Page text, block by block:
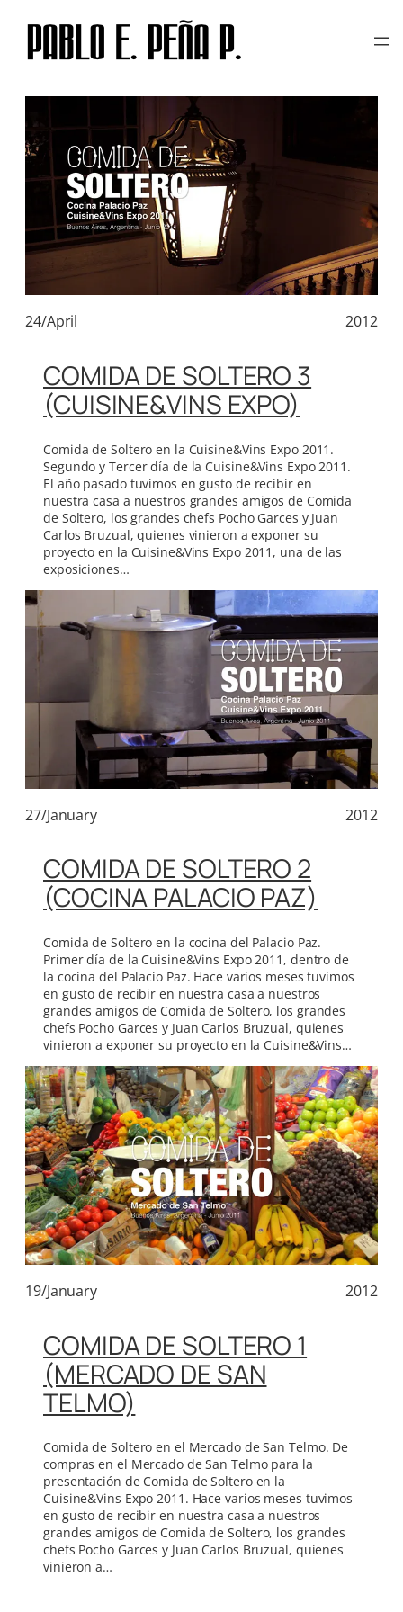
TAG: +5411 ESTUDIO
24/April 2012
COMIDA DE SOLTERO 3
(CUISINE&VINS EXPO)
Comida de Soltero en la Cuisine&Vins Expo 2011.
Segundo y Tercer día de la Cuisine&Vins Expo 2011.
El año pasado tuvimos en gusto de recibir en
nuestra casa a nuestros grandes amigos de Comida
de Soltero, los grandes chefs Pocho Garces y Juan
Carlos Bruzual, quienes vinieron a exponer su
proyecto en la Cuisine&Vins Expo 2011, una de las
exposiciones…
27/January 2012
COMIDA DE SOLTERO 2
(COCINA PALACIO PAZ)
Comida de Soltero en la cocina del Palacio Paz.
Primer día de la Cuisine&Vins Expo 2011, dentro de
la cocina del Palacio Paz. Hace varios meses tuvimos
en gusto de recibir en nuestra casa a nuestros
grandes amigos de Comida de Soltero, los grandes
chefs Pocho Garces y Juan Carlos Bruzual, quienes
vinieron a exponer su proyecto en la Cuisine&Vins…
19/January 2012
COMIDA DE SOLTERO 1
(MERCADO DE SAN
TELMO)
Comida de Soltero en el Mercado de San Telmo. De
compras en el Mercado de San Telmo para la
presentación de Comida de Soltero en la
Cuisine&Vins Expo 2011. Hace varios meses tuvimos
en gusto de recibir en nuestra casa a nuestros
grandes amigos de Comida de Soltero, los grandes
chefs Pocho Garces y Juan Carlos Bruzual, quienes
vinieron a…